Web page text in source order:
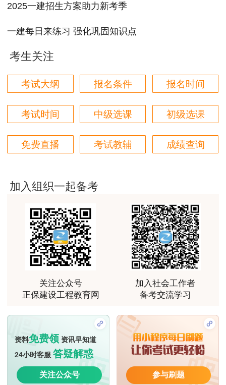
2025一建招生方案助力新考季
一建每日来练习 强化巩固知识点
考生关注
考试大纲 报名条件 报名时间
考试时间 中级选课 初级选课
免费直播 考试教辅 成绩查询
加入组织一起备考
关注公众号
正保建设工程教育网
加入社会工作者
备考交流学习
资料免费领 资讯早知道
24小时客服 答疑解惑
关注公众号 参与刷题